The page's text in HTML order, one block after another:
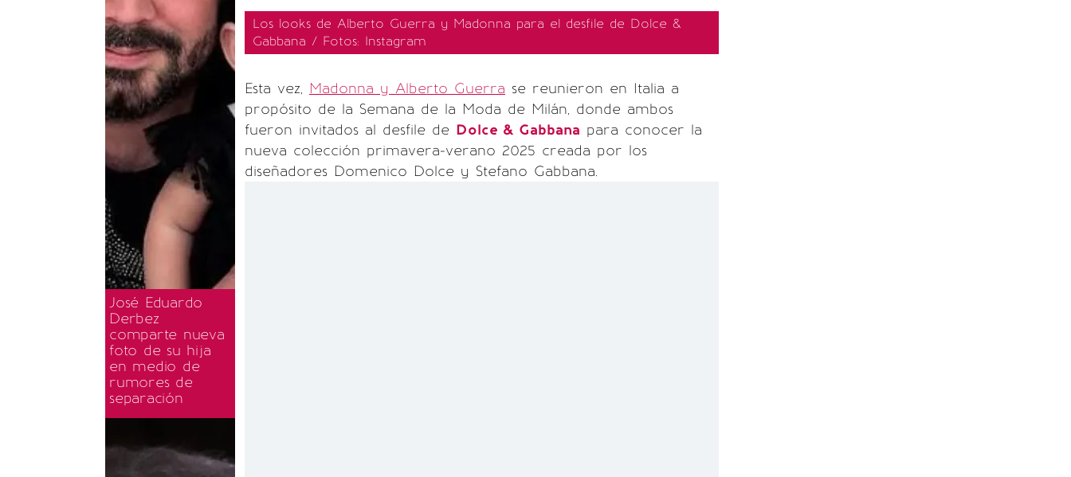
José Eduardo
Derbez
comparte nueva
foto de su hija
en medio de
rumores de
separación
Los looks de Alberto Guerra y Madonna para el desfile de Dolce &
Gabbana / Fotos: Instagram
Esta vez, Madonna y Alberto Guerra se reunieron en Italia a
propósito de la Semana de la Moda de Milán, donde ambos
fueron invitados al desfile de Dolce & Gabbana para conocer la
nueva colección primavera-verano 2025 creada por los
diseñadores Domenico Dolce y Stefano Gabbana.